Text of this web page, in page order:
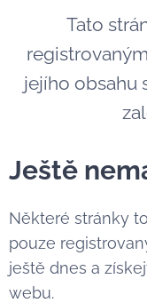
Tato
jejího obsahu
Ještě
Některé stránky
pouze
ještě dnes a
webu.